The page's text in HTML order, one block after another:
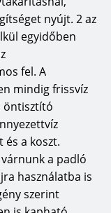
nyújt. 2 az
egyidőben
fel. A
mindig frissvíz
öntisztító
és a koszt.
a padló
használatba is
szerint